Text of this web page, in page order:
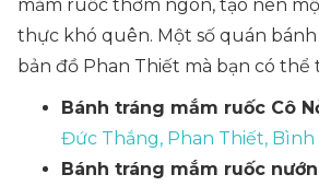
mắm ruốc thơm ngon, tạo nên
thực khó quên. Một số quán
bản đồ Phan Thiết mà bạn có thể
Bánh tráng mắm ruốc Cô
Đức Thắng, Phan Thiết,
Bánh tráng mắm ruốc